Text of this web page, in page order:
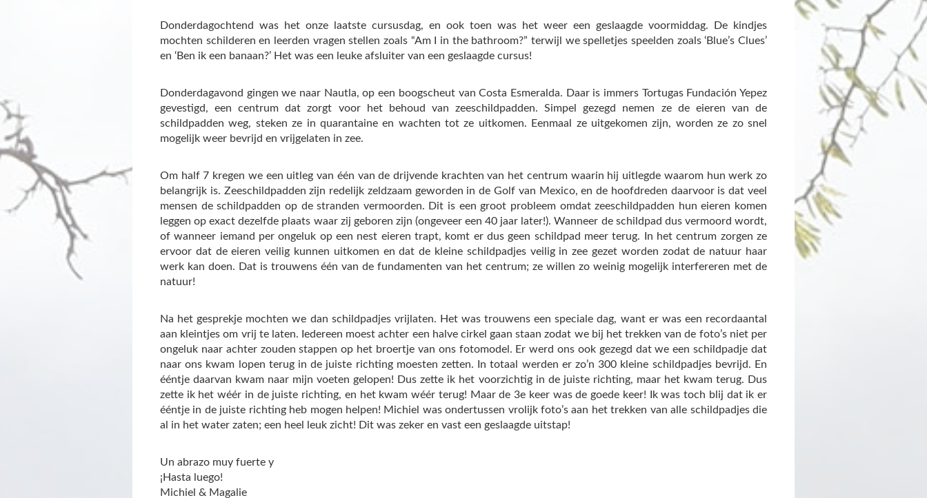
Donderdagochtend was het onze laatste cursusdag, en ook toen was het weer een geslaagde voormiddag. De kindjes
mochten schilderen en leerden vragen stellen zoals “Am I in the bathroom?” terwijl we spelletjes speelden zoals ‘Blue’s Clues’
en ‘Ben ik een banaan?’ Het was een leuke afsluiter van een geslaagde cursus!
Donderdagavond gingen we naar Nautla, op een boogscheut van Costa Esmeralda. Daar is immers Tortugas Fundación Yepez
gevestigd, een centrum dat zorgt voor het behoud van zeeschildpadden. Simpel gezegd nemen ze de eieren van de
schildpadden weg, steken ze in quarantaine en wachten tot ze uitkomen. Eenmaal ze uitgekomen zijn, worden ze zo snel
mogelijk weer bevrijd en vrijgelaten in zee.
Om half 7 kregen we een uitleg van één van de drijvende krachten van het centrum waarin hij uitlegde waarom hun werk zo
belangrijk is. Zeeschildpadden zijn redelijk zeldzaam geworden in de Golf van Mexico, en de hoofdreden daarvoor is dat veel
mensen de schildpadden op de stranden vermoorden. Dit is een groot probleem omdat zeeschildpadden hun eieren komen
leggen op exact dezelfde plaats waar zij geboren zijn (ongeveer een 40 jaar later!). Wanneer de schildpad dus vermoord wordt,
of wanneer iemand per ongeluk op een nest eieren trapt, komt er dus geen schildpad meer terug. In het centrum zorgen ze
ervoor dat de eieren veilig kunnen uitkomen en dat de kleine schildpadjes veilig in zee gezet worden zodat de natuur haar
werk kan doen. Dat is trouwens één van de fundamenten van het centrum; ze willen zo weinig mogelijk interfereren met de
natuur!
Na het gesprekje mochten we dan schildpadjes vrijlaten. Het was trouwens een speciale dag, want er was een recordaantal
aan kleintjes om vrij te laten. Iedereen moest achter een halve cirkel gaan staan zodat we bij het trekken van de foto’s niet per
ongeluk naar achter zouden stappen op het broertje van ons fotomodel. Er werd ons ook gezegd dat we een schildpadje dat
naar ons kwam lopen terug in de juiste richting moesten zetten. In totaal werden er zo’n 300 kleine schildpadjes bevrijd. En
ééntje daarvan kwam naar mijn voeten gelopen! Dus zette ik het voorzichtig in de juiste richting, maar het kwam terug. Dus
zette ik het wéér in de juiste richting, en het kwam wéér terug! Maar de 3e keer was de goede keer! Ik was toch blij dat ik er
ééntje in de juiste richting heb mogen helpen! Michiel was ondertussen vrolijk foto’s aan het trekken van alle schildpadjes die
al in het water zaten; een heel leuk zicht! Dit was zeker en vast een geslaagde uitstap!
Un abrazo muy fuerte y
¡Hasta luego!
Michiel & Magalie